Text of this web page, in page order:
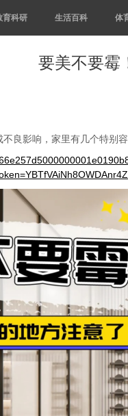
育科研 生活百科 体
要美不要霉
良影响，家里有几个特别